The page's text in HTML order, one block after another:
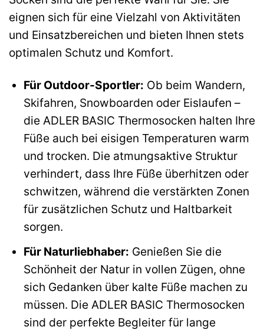
eignen sich für eine Vielzahl von Aktivitäten
und Einsatzbereichen und bieten Ihnen stets
optimalen Schutz und Komfort.
Für Outdoor-Sportler: Ob beim Wandern,
Skifahren, Snowboarden oder Eislaufen –
die ADLER BASIC Thermosocken halten Ihre
Füße auch bei eisigen Temperaturen warm
und trocken. Die atmungsaktive Struktur
verhindert, dass Ihre Füße überhitzen oder
schwitzen, während die verstärkten Zonen
für zusätzlichen Schutz und Haltbarkeit
sorgen.
Für Naturliebhaber: Genießen Sie die
Schönheit der Natur in vollen Zügen, ohne
sich Gedanken über kalte Füße machen zu
müssen. Die ADLER BASIC Thermosocken
sind der perfekte Begleiter für lange